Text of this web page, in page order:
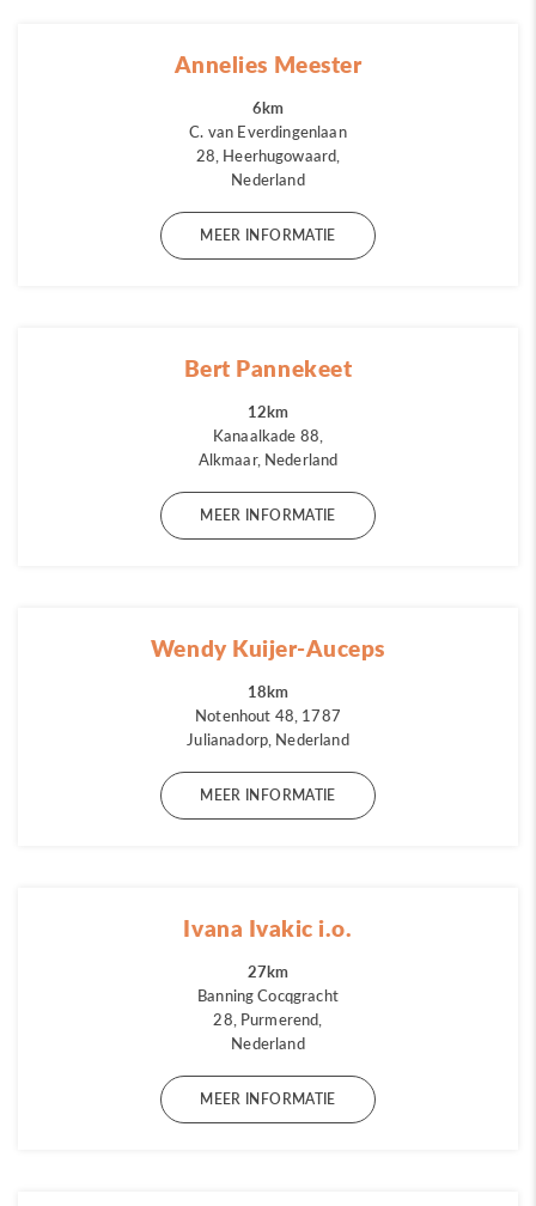
Annelies Meester
6km
C. van Everdingenlaan
28, Heerhugowaard,
Nederland
MEER INFORMATIE
Bert Pannekeet
12km
Kanaalkade 88,
Alkmaar, Nederland
MEER INFORMATIE
Wendy Kuijer-Auceps
18km
Notenhout 48, 1787
Julianadorp, Nederland
MEER INFORMATIE
Ivana Ivakic i.o.
27km
Banning Cocqgracht
28, Purmerend,
Nederland
MEER INFORMATIE